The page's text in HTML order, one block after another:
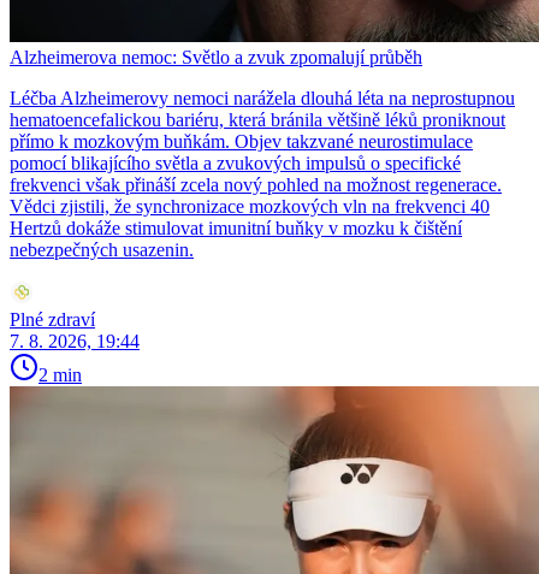
Alzheimerova nemoc: Světlo a zvuk zpomalují průběh
Léčba Alzheimerovy nemoci narážela dlouhá léta na neprostupnou
hematoencefalickou bariéru, která bránila většině léků proniknout
přímo k mozkovým buňkám. Objev takzvané neurostimulace
pomocí blikajícího světla a zvukových impulsů o specifické
frekvenci však přináší zcela nový pohled na možnost regenerace.
Vědci zjistili, že synchronizace mozkových vln na frekvenci 40
Hertzů dokáže stimulovat imunitní buňky v mozku k čištění
nebezpečných usazenin.
Plné zdraví
7. 8. 2026, 19:44
2 min